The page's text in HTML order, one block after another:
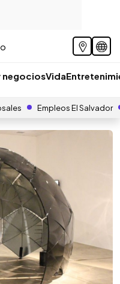
negociosVida
Empleos El Salvador